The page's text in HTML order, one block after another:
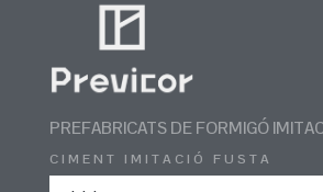
PREFABRICATS DE FORMIGÓ
CIMENT IMITACIÓ FUSTA